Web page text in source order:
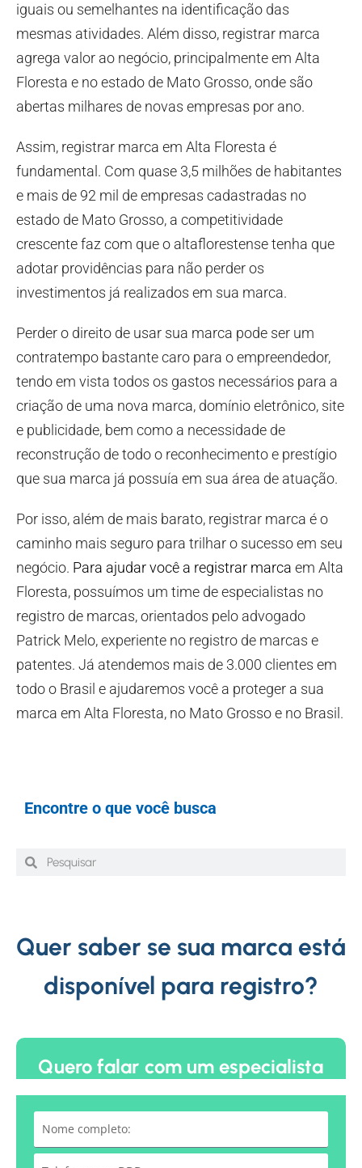
iguais ou semelhantes na identificação das
mesmas atividades. Além disso, registrar marca
agrega valor ao negócio, principalmente em Alta
Floresta e no estado de Mato Grosso, onde são
abertas milhares de novas empresas por ano.
Assim, registrar marca em Alta Floresta é
fundamental. Com quase 3,5 milhões de habitantes
e mais de 92 mil de empresas cadastradas no
estado de Mato Grosso, a competitividade
crescente faz com que o altaflorestense tenha que
adotar providências para não perder os
investimentos já realizados em sua marca.
Perder o direito de usar sua marca pode ser um
contratempo bastante caro para o empreendedor,
tendo em vista todos os gastos necessários para a
criação de uma nova marca, domínio eletrônico, site
e publicidade, bem como a necessidade de
reconstrução de todo o reconhecimento e prestígio
que sua marca já possuía em sua área de atuação.
Por isso, além de mais barato, registrar marca é o
caminho mais seguro para trilhar o sucesso em seu
negócio. Para ajudar você a registrar marca em Alta
Floresta, possuímos um time de especialistas no
registro de marcas, orientados pelo advogado
Patrick Melo, experiente no registro de marcas e
patentes. Já atendemos mais de 3.000 clientes em
todo o Brasil e ajudaremos você a proteger a sua
marca em Alta Floresta, no Mato Grosso e no Brasil.
Encontre o que você busca
Quer saber se sua marca está
disponível para registro?
Quero falar com um especialista